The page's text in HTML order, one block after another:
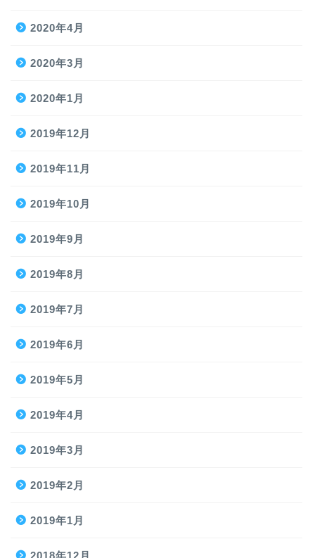
2020年4月
2020年3月
2020年1月
2019年12月
2019年11月
2019年10月
2019年9月
2019年8月
2019年7月
2019年6月
2019年5月
2019年4月
2019年3月
2019年2月
2019年1月